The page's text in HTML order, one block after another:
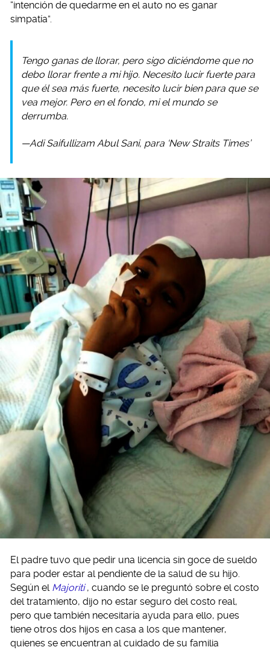
“intención de quedarme en el auto no es ganar
simpatía”.
Tengo ganas de llorar, pero sigo diciéndome que no
debo llorar frente a mi hijo. Necesito lucir fuerte para
que él sea más fuerte, necesito lucir bien para que se
vea mejor. Pero en el fondo, mi el mundo se
derrumba.
—Adi Saifullizam Abul Sani, para ‘New Straits Times’
El padre tuvo que pedir una licencia sin goce de sueldo
para poder estar al pendiente de la salud de su hijo.
Según el Majoriti , cuando se le preguntó sobre el costo
del tratamiento, dijo no estar seguro del costo real,
pero que también necesitaría ayuda para ello, pues
tiene otros dos hijos en casa a los que mantener,
quienes se encuentran al cuidado de su familia